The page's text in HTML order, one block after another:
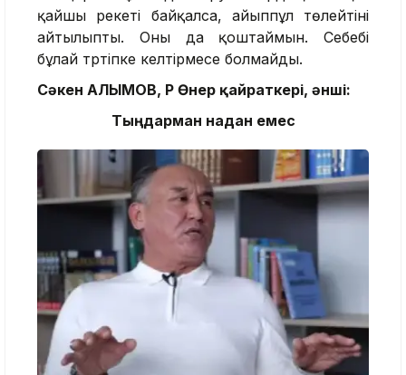
қайшы әрекеті байқалса, айыппұл төлейтіні
айтылыпты. Оны да қоштаймын. Себебі
бұлай тәртіпке келтірмесе болмайды.
Сәкен ҚАЛЫМОВ, ҚР Өнер қайраткері, әнші:
Тыңдарман надан емес